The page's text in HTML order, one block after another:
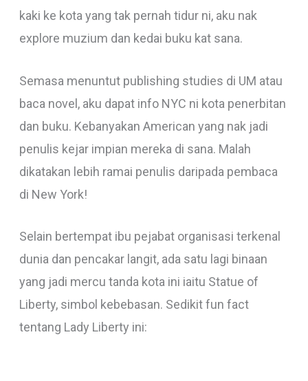
kaki ke kota yang tak pernah tidur ni, aku nak
explore muzium dan kedai buku kat sana.
Semasa menuntut publishing studies di UM atau
baca novel, aku dapat info NYC ni kota penerbitan
dan buku. Kebanyakan American yang nak jadi
penulis kejar impian mereka di sana. Malah
dikatakan lebih ramai penulis daripada pembaca
di New York!
Selain bertempat ibu pejabat organisasi terkenal
dunia dan pencakar langit, ada satu lagi binaan
yang jadi mercu tanda kota ini iaitu Statue of
Liberty, simbol kebebasan. Sedikit fun fact
tentang Lady Liberty ini: